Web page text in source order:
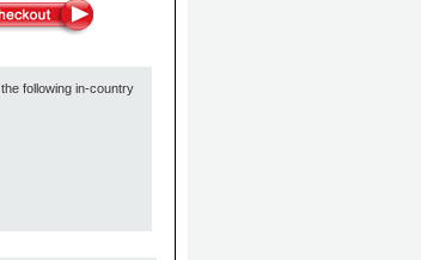
following in-country